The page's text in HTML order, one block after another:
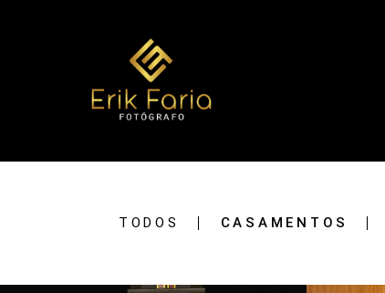
TODOS CASAMENTOS